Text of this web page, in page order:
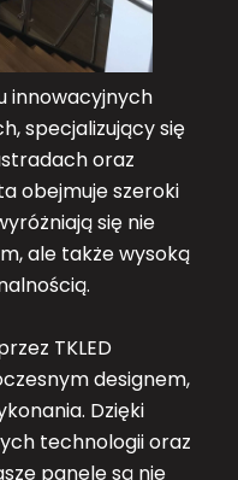
innowacyjnych
specjalizujący się
oraz
obejmuje szeroki
się nie
ale także wysoką
TKLED
designem,
Dzięki
technologii oraz
panele są nie